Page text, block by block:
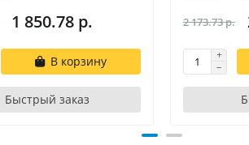
1 850.78 р.
В корзину
Быстрый заказ
2 173.73 р.